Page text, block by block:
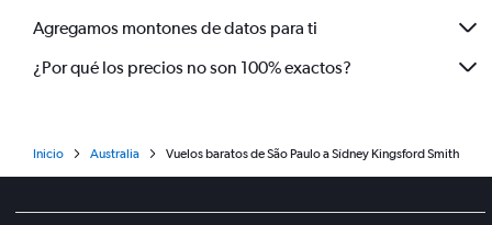
Agregamos montones de datos para ti
¿Por qué los precios no son 100% exactos?
Inicio Australia Vuelos baratos de São Paulo a Sídney Kingsford Smith